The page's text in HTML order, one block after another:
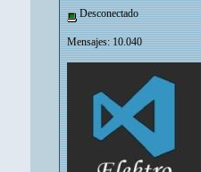
Desconectado
Mensajes: 10.040